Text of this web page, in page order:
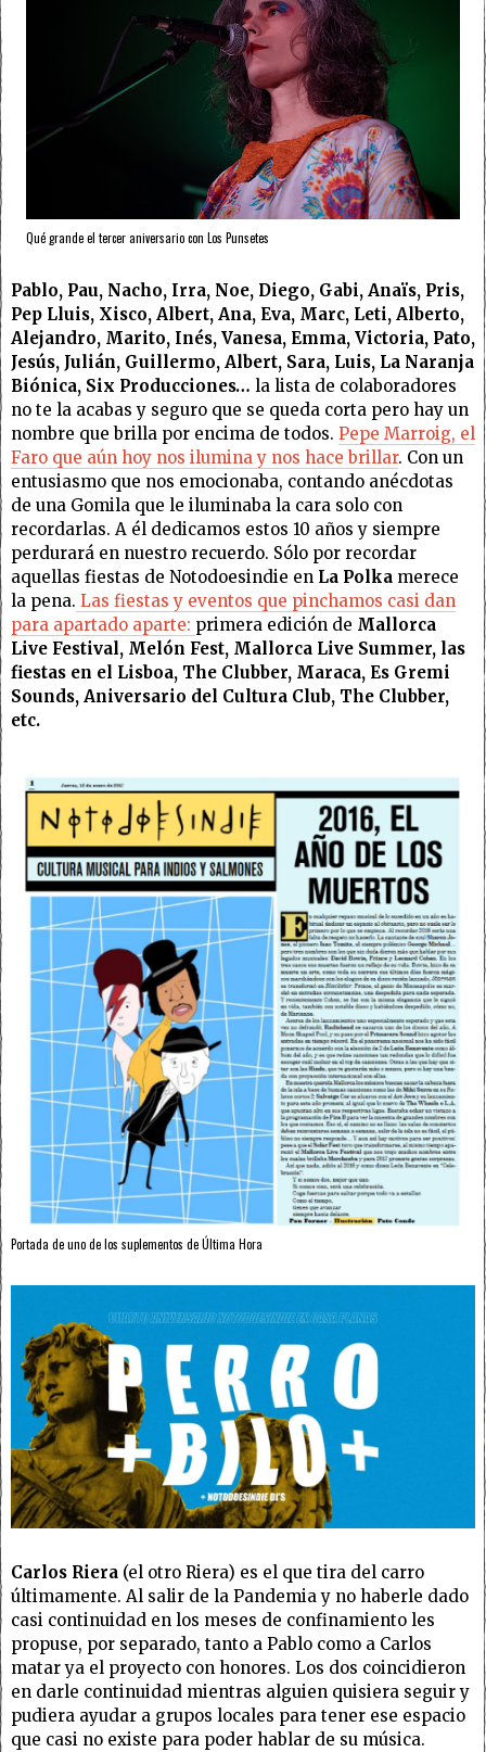
Qué grande el tercer aniversario con Los Punsetes
Pablo, Pau, Nacho, Irra, Noe, Diego, Gabi, Anaïs, Pris,
Pep Lluis, Xisco, Albert, Ana, Eva, Marc, Leti, Alberto,
Alejandro, Marito, Inés, Vanesa, Emma, Victoria, Pato,
Jesús, Julián, Guillermo, Albert, Sara, Luis, La Naranja
Biónica, Six Producciones… la lista de colaboradores
no te la acabas y seguro que se queda corta pero hay un
nombre que brilla por encima de todos. Pepe Marroig, el
Faro que aún hoy nos ilumina y nos hace brillar. Con un
entusiasmo que nos emocionaba, contando anécdotas
de una Gomila que le iluminaba la cara solo con
recordarlas. A él dedicamos estos 10 años y siempre
perdurará en nuestro recuerdo. Sólo por recordar
aquellas fiestas de Notodoesindie en La Polka merece
la pena. Las fiestas y eventos que pinchamos casi dan
para apartado aparte: primera edición de Mallorca
Live Festival, Melón Fest, Mallorca Live Summer, las
fiestas en el Lisboa, The Clubber, Maraca, Es Gremi
Sounds, Aniversario del Cultura Club, The Clubber,
etc.
Portada de uno de los suplementos de Última Hora
Carlos Riera (el otro Riera) es el que tira del carro
últimamente. Al salir de la Pandemia y no haberle dado
casi continuidad en los meses de confinamiento les
propuse, por separado, tanto a Pablo como a Carlos
matar ya el proyecto con honores. Los dos coincidieron
en darle continuidad mientras alguien quisiera seguir y
pudiera ayudar a grupos locales para tener ese espacio
que casi no existe para poder hablar de su música.